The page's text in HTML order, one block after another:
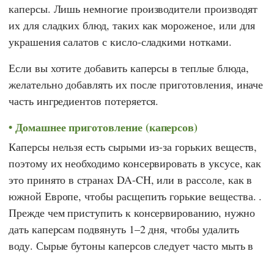
каперсы. Лишь немногие производители производят
их для сладких блюд, таких как мороженое, или для
украшения салатов с кисло-сладкими нотками.
Если вы хотите добавить каперсы в теплые блюда,
желательно добавлять их после приготовления, иначе
часть ингредиентов потеряется.
Домашнее приготовление (каперсов)
Каперсы нельзя есть сырыми из-за горьких веществ,
поэтому их необходимо консервировать в уксусе, как
это принято в странах DA-CH, или в рассоле, как в
южной Европе, чтобы расщепить горькие вещества. .
Прежде чем приступить к консервированию, нужно
дать каперсам подвянуть 1–2 дня, чтобы удалить
воду. Сырые бутоны каперсов следует часто мыть в